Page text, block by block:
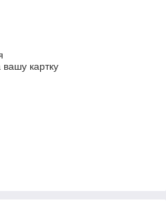
вашу картку